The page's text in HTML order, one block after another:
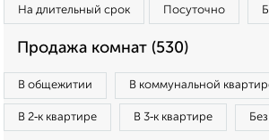
На длительный срок Посуточно
Продажа комнат (530)
В общежитии В коммунальной
В 2‑к квартире В 3‑к квартире